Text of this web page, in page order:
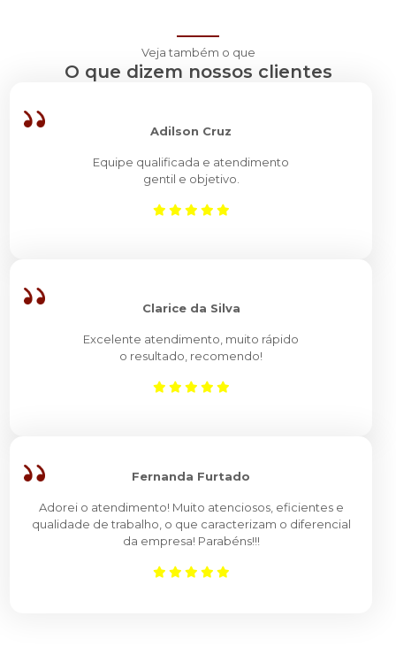
Veja também o que
O que dizem nossos clientes
Adilson Cruz
Equipe qualificada e atendimento
gentil e objetivo.
Clarice da Silva
Excelente atendimento, muito rápido
o resultado, recomendo!
Fernanda Furtado
Adorei o atendimento! Muito atenciosos, eficientes e
qualidade de trabalho, o que caracterizam o diferencial
da empresa! Parabéns!!!